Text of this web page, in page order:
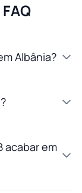
Albânia?
acabar em